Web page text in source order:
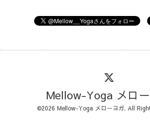
Mellow-Yoga メロ
©2026 Mellow-Yoga メローヨガ. All